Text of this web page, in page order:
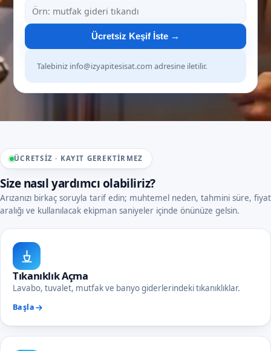
Ücretsiz Keşif İste →
Talebiniz info@izyapitesisat.com adresine iletilir.
ÜCRETSIZ · KAYIT GEREKTIRMEZ
Size nasıl yardımcı olabiliriz?
Arızanızı birkaç soruyla tarif edin; muhtemel neden, tahmini süre, fiyat
aralığı ve kullanılacak ekipman saniyeler içinde önünüze gelsin.
Tıkanıklık Açma
Lavabo, tuvalet, mutfak ve banyo giderlerindeki tıkanıklıklar.
Başla